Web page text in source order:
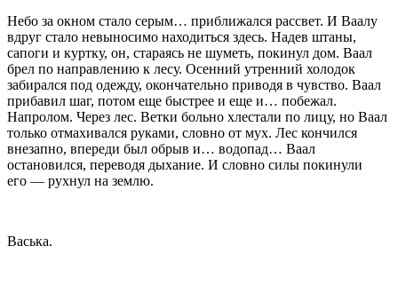
Небо за окном стало серым… приближался рассвет. И Ваалу
вдруг стало невыносимо находиться здесь. Надев штаны,
сапоги и куртку, он, стараясь не шуметь, покинул дом. Ваал
брел по направлению к лесу. Осенний утренний холодок
забирался под одежду, окончательно приводя в чувство. Ваал
прибавил шаг, потом еще быстрее и еще и… побежал.
Напролом. Через лес. Ветки больно хлестали по лицу, но Ваал
только отмахивался руками, словно от мух. Лес кончился
внезапно, впереди был обрыв и… водопад… Ваал
остановился, переводя дыхание. И словно силы покинули
его — рухнул на землю.
Васька.